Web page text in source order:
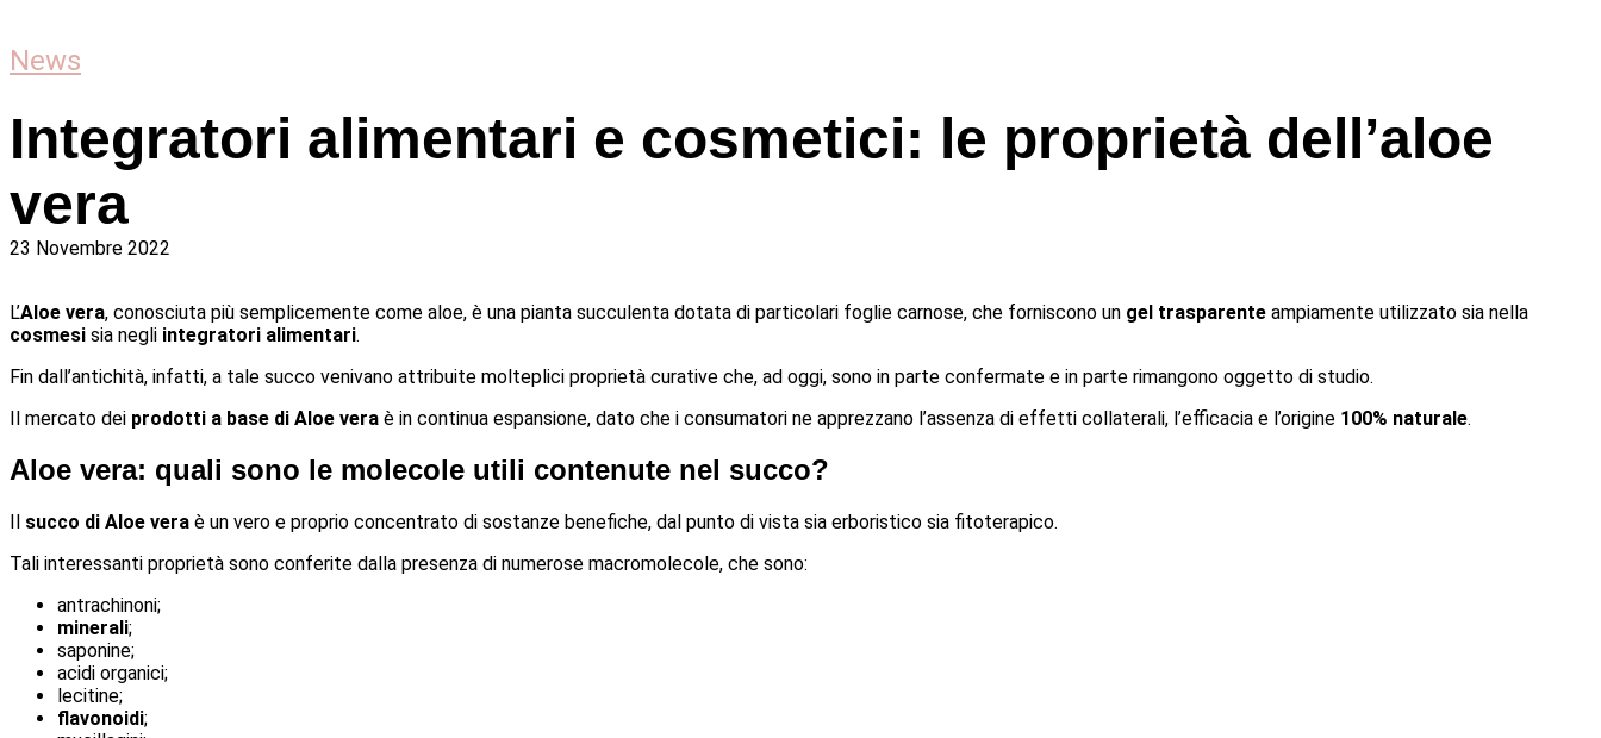
News
Integratori alimentari e cosmetici: le proprietà dell’aloe
vera
23 Novembre 2022
L’Aloe vera, conosciuta più semplicemente come aloe, è una pianta succulenta dotata di particolari foglie carnose, che forniscono un gel trasparente ampiamente utilizzato sia nella
cosmesi sia negli integratori alimentari.
Fin dall’antichità, infatti, a tale succo venivano attribuite molteplici proprietà curative che, ad oggi, sono in parte confermate e in parte rimangono oggetto di studio.
Il mercato dei prodotti a base di Aloe vera è in continua espansione, dato che i consumatori ne apprezzano l’assenza di effetti collaterali, l’efficacia e l’origine 100% naturale.
Aloe vera: quali sono le molecole utili contenute nel succo?
Il succo di Aloe vera è un vero e proprio concentrato di sostanze benefiche, dal punto di vista sia erboristico sia fitoterapico.
Tali interessanti proprietà sono conferite dalla presenza di numerose macromolecole, che sono:
antrachinoni;
minerali;
saponine;
acidi organici;
lecitine;
flavonoidi;